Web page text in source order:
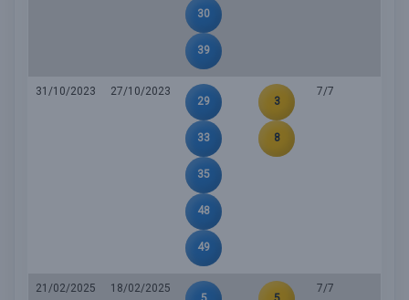
30
39
31/10/2023
27/10/2023
29
33
35
48
49
3
8
7/7
21/02/2025
18/02/2025
7/7